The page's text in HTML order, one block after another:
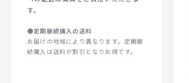
す。
●定期継続購入の送料
お届けの地域により異なります。定期継
続購入は送料が割引となりお得です。